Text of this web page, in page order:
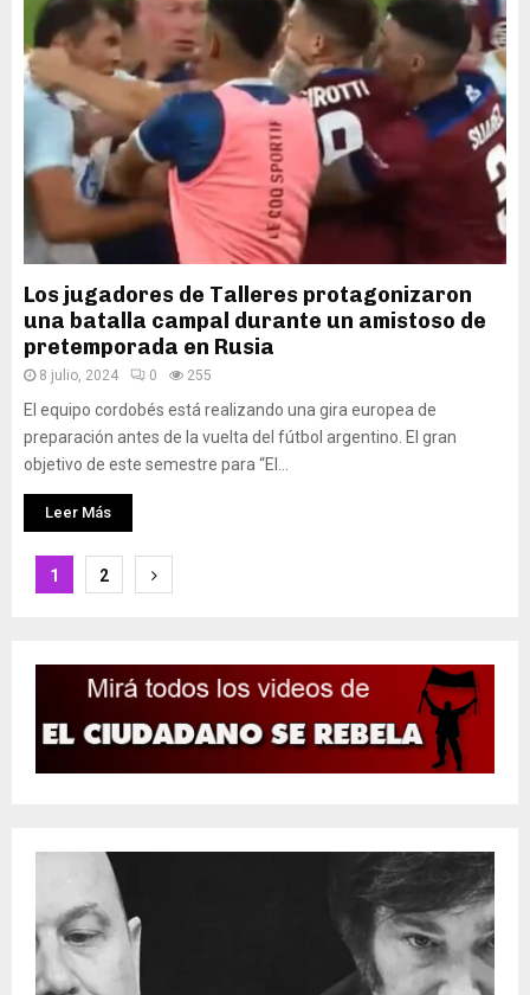
Los jugadores de Talleres protagonizaron
una batalla campal durante un amistoso de
pretemporada en Rusia
8 julio, 2024 0 255
El equipo cordobés está realizando una gira europea de
preparación antes de la vuelta del fútbol argentino. El gran
objetivo de este semestre para “El...
Leer Más
Paginación
entradas
1 2